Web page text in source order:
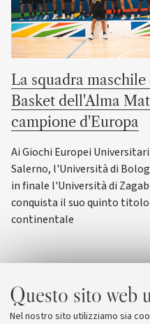
Questo sito web
Nel nostro sito utilizziamo sia
La squadra maschile
Basket dell'Alma
campione d'Europa
Ai Giochi Europei Universitari
Salerno, l'Università di
in finale l'Università di
conquista il suo quinto titolo
continentale